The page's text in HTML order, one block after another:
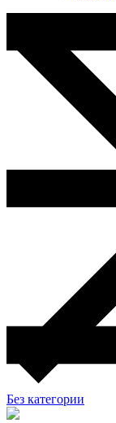
Без категории